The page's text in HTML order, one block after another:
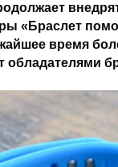
«Браслет
время
обладателями